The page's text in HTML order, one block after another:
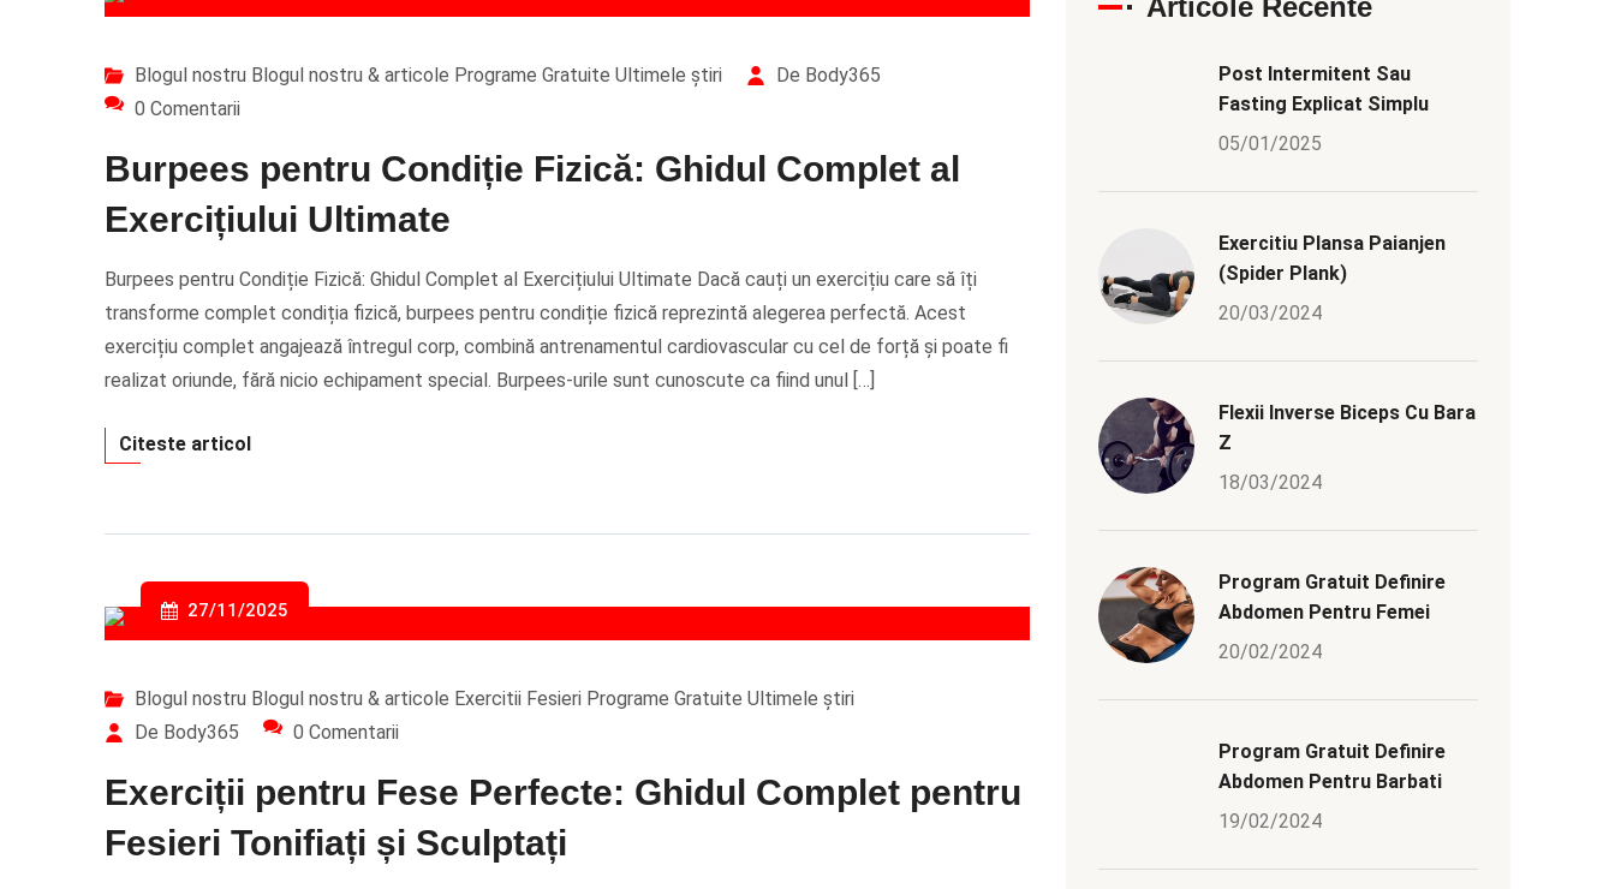
Blogul nostru Blogul nostru & articole Programe Gratuite Ultimele știri
De Body365
0 Comentarii
Burpees pentru Condiție Fizică: Ghidul Complet al
Exercițiului Ultimate
Burpees pentru Condiție Fizică: Ghidul Complet al Exercițiului Ultimate Dacă cauți un exercițiu care să îți
transforme complet condiția fizică, burpees pentru condiție fizică reprezintă alegerea perfectă. Acest
exercițiu complet angajează întregul corp, combină antrenamentul cardiovascular cu cel de forță și poate fi
realizat oriunde, fără nicio echipament special. Burpees-urile sunt cunoscute ca fiind unul […]
Citeste articol
27/11/2025
Blogul nostru Blogul nostru & articole Exercitii Fesieri Programe Gratuite Ultimele știri
De Body365
0 Comentarii
Exerciții pentru Fese Perfecte: Ghidul Complet pentru
Fesieri Tonifiați și Sculptați
Articole Recente
Post Intermitent Sau
Fasting Explicat Simplu
05/01/2025
Exercitiu Plansa Paianjen
(Spider Plank)
20/03/2024
Flexii Inverse Biceps Cu Bara
Z
18/03/2024
Program Gratuit Definire
Abdomen Pentru Femei
20/02/2024
Program Gratuit Definire
Abdomen Pentru Barbati
19/02/2024